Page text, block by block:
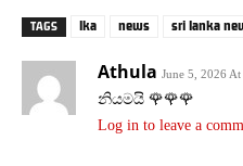
TAGS lka news sri lanka
Athula June 5, 2026
නියමයි 🌹🌹🌹
Log in to leave a